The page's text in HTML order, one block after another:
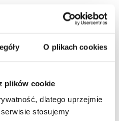
O plikach cookies
plików cookie
dlatego uprzejmie
stosujemy
pour Enfants